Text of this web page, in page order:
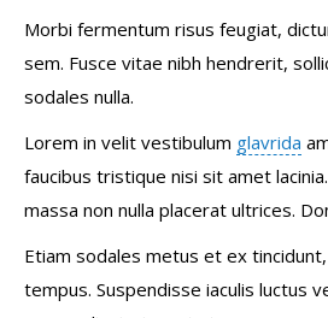
Morbi fermentum risus feugiat,
sem. Fusce vitae nibh hendrerit,
sodales nulla.
Lorem in velit vestibulum glavrida
faucibus tristique nisi sit amet
massa non nulla placerat ultrices.
Etiam sodales metus et ex
tempus. Suspendisse iaculis luctus